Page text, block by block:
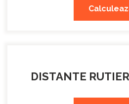
DISTANTE